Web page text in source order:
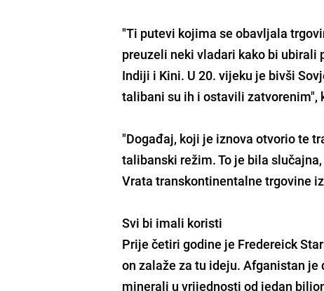
"Ti putevi kojima se obavljala
preuzeli neki vladari kako bi ubirali
Indiji i Kini. U 20. vijeku je bivši
talibani su ih i ostavili zatvorenim",
"Događaj, koji je iznova otvorio te
talibanski režim. To je bila
Vrata transkontinentalne trgovine
Svi bi imali koristi
Prije četiri godine je Fredereick
on zalaže za tu ideju. Afganistan
minerali u vrijednosti od jedan